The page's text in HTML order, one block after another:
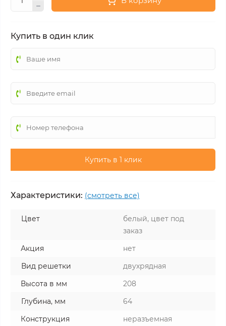
Купить в один клик
Купить в 1 клик
Характеристики: (смотреть все)
Цвет
белый, цвет под
заказ
Акция
нет
Вид решетки
двухрядная
Высота в мм
208
Глубина, мм
64
Конструкция
неразъемная